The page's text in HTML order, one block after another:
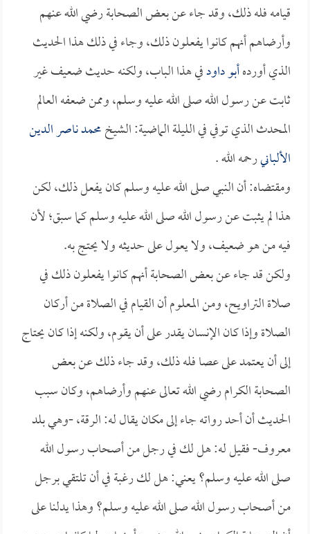
قيامه فله ذلك، وقد جاء عن بعض الصحابة رضي الله عنهم
وأرضاهم أنهم كانوا يفعلون ذلك، وجاء في ذلك هذا الحديث
الذي أوردهأبو داودفي هذا الباب، ولكنه حديث ضعيف غير
ثابت عن رسول الله صلى الله عليه وسلم، وممن ضعفه العالم
المحدث الذي توفي في الليلة الماضية: الشيخمحمد ناصر الدين
الألبانيرحمه الله .
ومقتضاه: أن النبي صلى الله عليه وسلم كان يفعل ذلك، لكن
هذا لم يثبت عن رسول الله صلى الله عليه وسلم كما سبق؛ لأن
فيه من هو ضعيف، ولا يعول على حديثه ولا يحتج به.
ولكن قد جاء عن بعض الصحابة أنهم كانوا يفعلون ذلك في
صلاة التراويح، ومن المعلوم أن القيام في الصلاة من أركان
الصلاة وإذا كان الإنسان يقدر على أن يقوم، ولكنه إذا كان يحتاج
إلى أن يعتمد على عصا فله ذلك، وقد جاء ذلك عن بعض
الصحابة الكرام رضي الله تعالى عنهم وأرضاهم، وكان سبب
الحديث أن أحد رواته جاء إلى مكان يقال له: الرقة، -وهي بلد
معروف- فقيل له: هل لك في رجل من أصحاب رسول الله
صلى الله عليه وسلم؟ يعني: هل لك رغبة في أن تلتقي برجل
من أصحاب رسول الله صلى الله عليه وسلم؟ وهذا يدلنا على